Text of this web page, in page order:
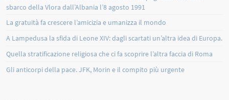
sbarco della Vlora dall’Albania l’8 agosto 1991
La gratuità fa crescere l’amicizia e umanizza il mondo
A Lampedusa la sfida di Leone XIV: dagli scartati un’altra idea di Europa.
Quella stratificazione religiosa che ci fa scoprire l’altra faccia di Roma
Gli anticorpi della pace. JFK, Morin e il compito più urgente